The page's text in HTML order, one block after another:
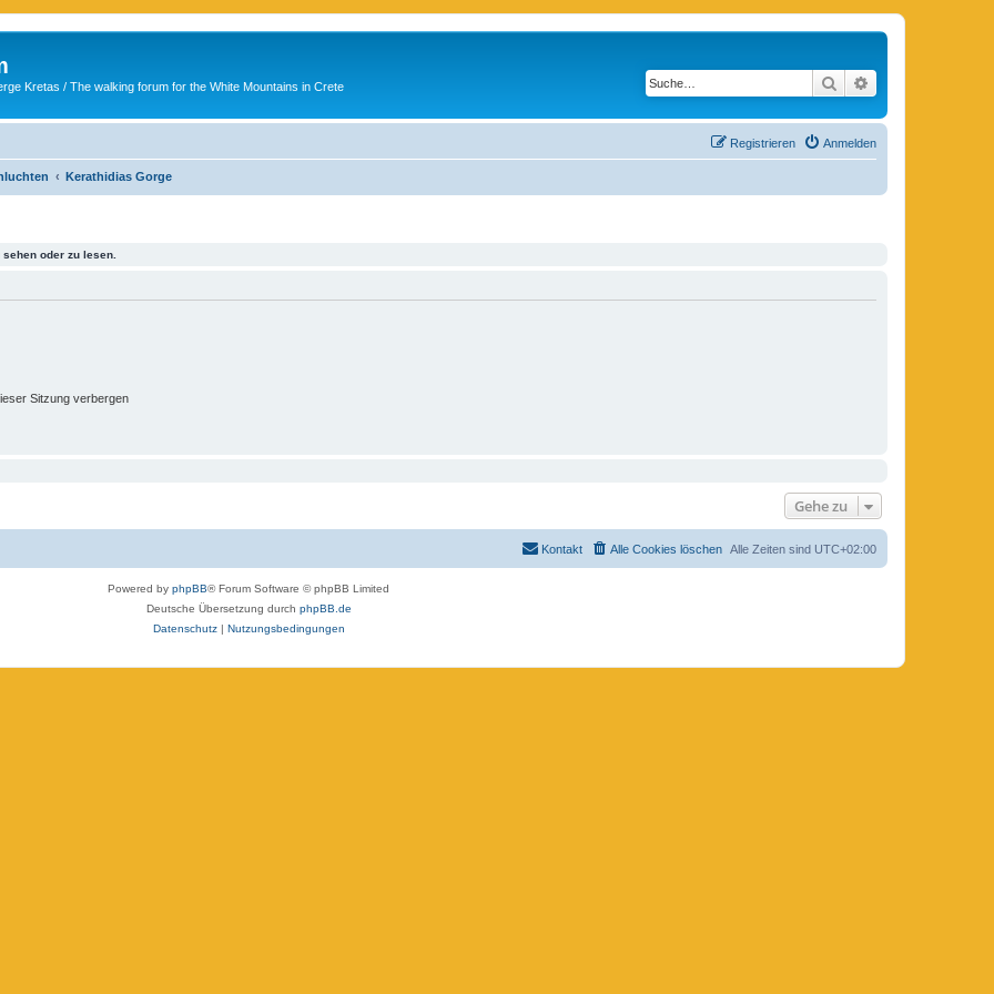
Kretas / The walking forum for the White Mountains in Crete Suche
Anmelden
Registrieren
Kerathidias Gorge
oder zu lesen.
Sitzung verbergen
Gehe zu
Alle Zeiten sind UTC+02:00
Alle Cookies löschen
Kontakt
Powered by phpBB® Forum Software © phpBB Limited
Deutsche Übersetzung durch phpBB.de
Datenschutz| Nutzungsbedingungen